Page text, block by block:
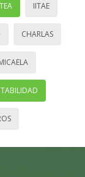
IITAE
CHARLAS